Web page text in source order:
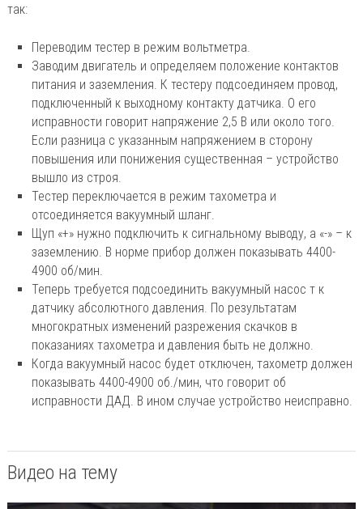
так:
Переводим тестер в режим вольтметра.
Заводим двигатель и определяем положение контактов
питания и заземления. К тестеру подсоединяем провод,
подключенный к выходному контакту датчика. О его
исправности говорит напряжение 2,5 В или около того.
Если разница с указанным напряжением в сторону
повышения или понижения существенная – устройство
вышло из строя.
Тестер переключается в режим тахометра и
отсоединяется вакуумный шланг.
Щуп «+» нужно подключить к сигнальному выводу, а «-» – к
заземлению. В норме прибор должен показывать 4400-
4900 об/мин.
Теперь требуется подсоединить вакуумный насос т к
датчику абсолютного давления. По результатам
многократных изменений разрежения скачков в
показаниях тахометра и давления быть не должно.
Когда вакуумный насос будет отключен, тахометр должен
показывать 4400-4900 об./мин, что говорит об
исправности ДАД. В ином случае устройство неисправно.
Видео на тему